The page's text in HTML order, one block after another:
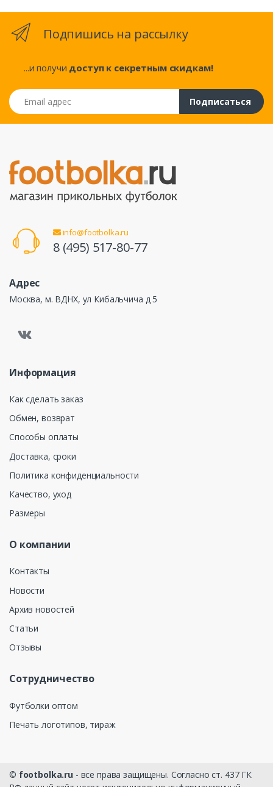
Подпишись на рассылку
...и получи доступ к секретным скидкам!
Email адрес
Подписаться
info@footbolka.ru
8 (495) 517-80-77
Адрес
Москва, м. ВДНХ, ул Кибальчича д 5
Информация
Как сделать заказ
Обмен, возврат
Способы оплаты
Доставка, сроки
Политика конфиденциальности
Качество, уход
Размеры
О компании
Контакты
Новости
Архив новостей
Статьи
Отзывы
Сотрудничество
Футболки оптом
Печать логотипов, тираж
© footbolka.ru - все права защищены. Согласно ст. 437 ГК